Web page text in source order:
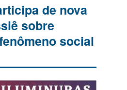
de nova
sobre
social